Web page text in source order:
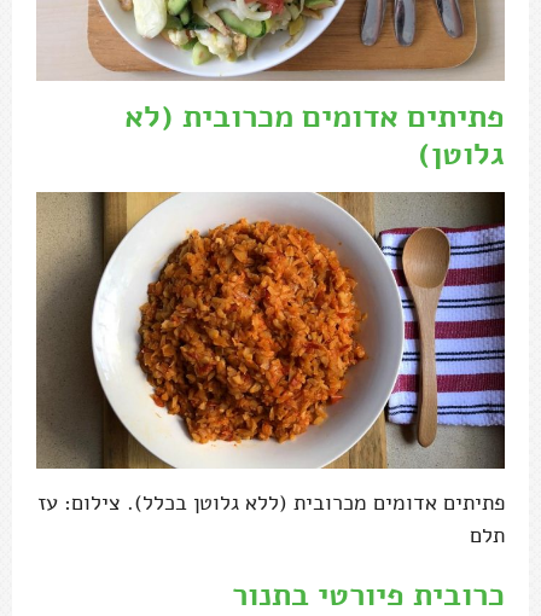
פתיתים אדומים מכרובית (לא
גלוטן)
פתיתים אדומים מכרובית (ללא גלוטן בכלל). צילום: עז
תלם
כרובית פיורטי בתנור